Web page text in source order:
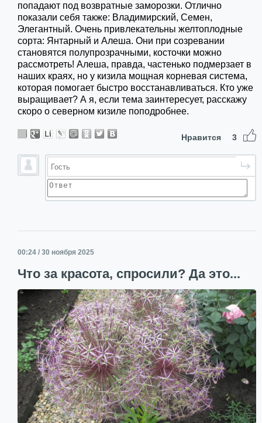
попадают под возвратные заморозки. Отлично
показали себя также: Владимирский, Семен,
Элегантный. Очень привлекательны желтоплодные
сорта: Янтарный и Алеша. Они при созревании
становятся полупрозрачными, косточки можно
рассмотреть! Алеша, правда, частенько подмерзает в
наших краях, но у кизила мощная корневая система,
которая помогает быстро восстанавливаться. Кто уже
выращивает? А я, если тема заинтересует, расскажу
скоро о северном кизиле поподробнее.
Нравится 3
00:24 / 30 ноября 2025
Что за красота, спросили? Да это...